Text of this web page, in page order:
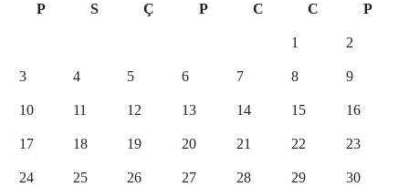
P
S Ç P C C P
1 2
3 4 5 6 7 8 9
10 11 12 13 14 15 16
17 18 19 20 21 22 23
24 25 26 27 28 29 30